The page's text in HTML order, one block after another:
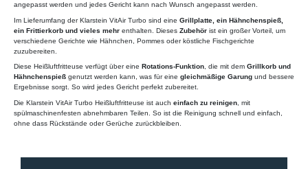
angepasst werden und jedes Gericht kann nach Wunsch angepasst werden.
Im Lieferumfang der Klarstein VitAir Turbo sind eine Grillplatte, ein Hähnchenspieß,
ein Frittierkorb und vieles mehr enthalten. Dieses Zubehör ist ein großer Vorteil, um
verschiedene Gerichte wie Hähnchen, Pommes oder köstliche Fischgerichte
zuzubereiten.
Diese Heißluftfritteuse verfügt über eine Rotations-Funktion , die mit dem Grillkorb und
Hähnchenspieß genutzt werden kann, was für eine gleichmäßige Garung und bessere
Ergebnisse sorgt. So wird jedes Gericht perfekt zubereitet.
Die Klarstein VitAir Turbo Heißluftfritteuse ist auch einfach zu reinigen , mit
spülmaschinenfesten abnehmbaren Teilen. So ist die Reinigung schnell und einfach,
ohne dass Rückstände oder Gerüche zurückbleiben.